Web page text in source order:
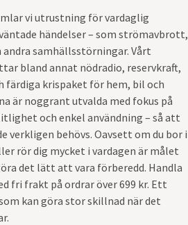
vi utrustning för vardaglig
händelser – som strömavbrott,
andra samhällsstörningar. Vårt
bland annat nödradio, reservkraft,
färdiga krispaket för hem, bil och
är noggrant utvalda med fokus på
och enkel användning – så att
verkligen behövs. Oavsett om du bor i
rör dig mycket i vardagen är målet
det lätt att vara förberedd. Handla
fri frakt på ordrar över 699 kr. Ett
kan göra stor skillnad när det